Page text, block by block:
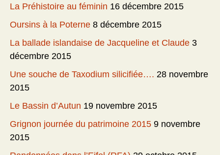
La Préhistoire au féminin 16 décembre 2015
Oursins à la Poterne 8 décembre 2015
La ballade islandaise de Jacqueline et Claude 3
décembre 2015
Une souche de Taxodium silicifiée…. 28 novembre
2015
Le Bassin d’Autun 19 novembre 2015
Grignon journée du patrimoine 2015 9 novembre
2015